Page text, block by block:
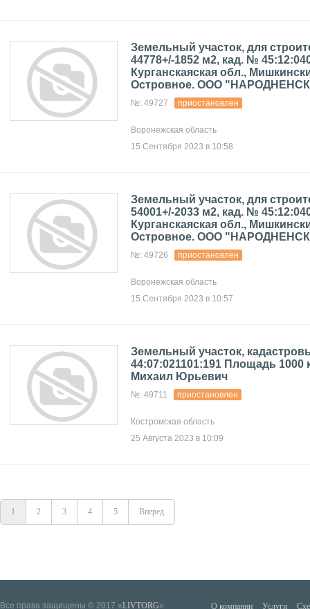
Земельный участок, для
44778+/-1852 м2, кад. №
Курганскаяская обл.,
Островное. ООО
№: 49727 приостановлен
Воронежская область
15 Сентября 2023 в 10:58
Земельный участок, для
54001+/-2033 м2, кад. №
Курганскаяская обл.,
Островное. ООО
№: 49726 приостановлен
Воронежская область
15 Сентября 2023 в 10:57
Земельный участок,
44:07:021101:191 Площадь 1000
Михаил Юрьевич
№: 49711 приостановлен
Костромская область
25 Августа 2023 в 10:09
1 2 3 4 5 Вперед
Все права защищены © 2017 «LIVTORG» О компании Услуги